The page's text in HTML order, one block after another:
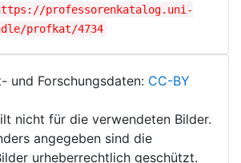
professorenkatalog.uni-
profkat/4734
und Forschungsdaten: CC-BY
nicht für die verwendeten Bilder.
angegeben sind die
urheberrechtlich geschützt.